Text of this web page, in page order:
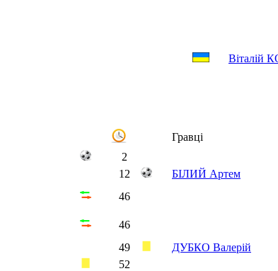
Гравці
2
12
БІЛИЙ Артем
46
46
49
ДУБКО Валерій
52